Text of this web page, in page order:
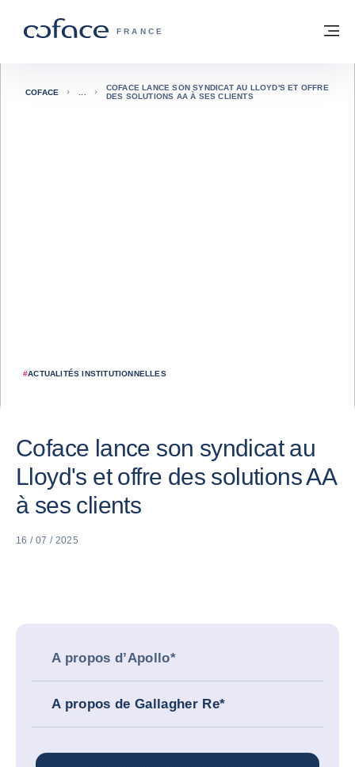
COFACE, FOR TRADE - PAGE
FRANCE
Retour à la page d'accueil
#ACTUALITÉS INSTITUTIONNELLES
COFACE
COFACE LANCE SON SYNDICAT AU LLOYD'S ET OFFRE
DES SOLUTIONS AA À SES CLIENTS
Coface lance son syndicat au
Lloyd's et offre des solutions AA
à ses clients
16 / 07 / 2025
A propos d’Apollo*
A propos de Gallagher Re*